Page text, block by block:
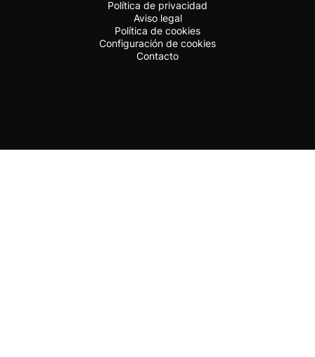
Política de privacidad
Aviso legal
Política de cookies
Configuración de cookies
Contacto